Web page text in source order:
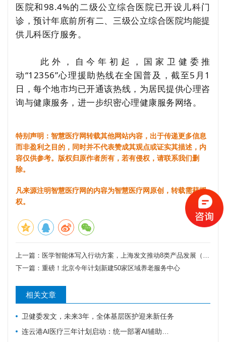
医院和98.4%的二级公立综合医院已开设儿科门
诊，预计年底前所有二、三级公立综合医院均能提
供儿科医疗服务。
此外，自今年初起，国家卫健委推
动“12356”心理援助热线在全国普及，截至5月1
日，每个地市均已开通该热线，为居民提供心理咨
询与健康服务，进一步织密心理健康服务网络。
特别声明：智慧医疗网转载其他网站内容，出于传递更多信息
而非盈利之目的，同时并不代表赞成其观点或证实其描述，内
容仅供参考。版权归原作者所有，若有侵权，请联系我们删
除。
凡来源注明智慧医疗网的内容为智慧医疗网原创，转载需获授
权。
上一篇： 医学智能体写入行动方案，上海发文推动8类产品发展（附一图读懂）
下一篇： 重磅！北京今年计划新建50家区域养老服务中心
相关文章
卫健委发文，未来3年，全体基层医护迎来新任务
连云港AI医疗三年计划启动：统一部署AI辅助诊疗智能体